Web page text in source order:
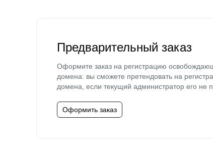
Предварительный заказ
Оформите заказ на регистрацию
домена: вы сможете претендовать на
домена, если текущий администратор его не
Оформить заказ